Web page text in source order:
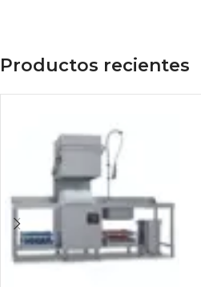
Productos recientes